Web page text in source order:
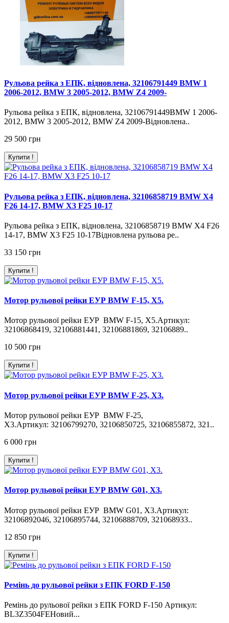
Рульова рейка з ЕПК, відновлена, 32106791449 BMW 1
2006-2012, BMW 3 2005-2012, BMW Z4 2009-
Рульова рейка з ЕПК, відновлена, 32106791449BMW 1 2006-
2012, BMW 3 2005-2012, BMW Z4 2009-Відновлена..
29 500 грн
Купити !
Рульова рейка з ЕПК, відновлена, 32106858719 BMW X4
F26 14-17, BMW X3 F25 10-17
Рульова рейка з ЕПК, відновлена, 32106858719 BMW X4 F26
14-17, BMW X3 F25 10-17Відновлена рульова ре..
33 150 грн
Купити !
Мотор рульової рейки EУР BMW F-15, X5.
Мотор рульової рейки EУР BMW F-15, X5.Артикул:
32106868419, 32106881441, 32106881869, 32106889..
10 500 грн
Купити !
Мотор рульової рейки EУР BMW F-25, X3.
Мотор рульової рейки EУР BMW F-25,
X3.Артикул: 32106799270, 32106850725, 32106855872, 321..
6 000 грн
Купити !
Мотор рульової рейки EУР BMW G01, X3.
Мотор рульової рейки EУР BMW G01, X3.Артикул:
32106892046, 32106895744, 32106888709, 321068933..
12 850 грн
Купити !
Ремінь до рульової рейки з ЕПК FORD F-150
Ремінь до рульової рейки з ЕПК FORD F-150 Артикул:
BL3Z3504FEНовий...